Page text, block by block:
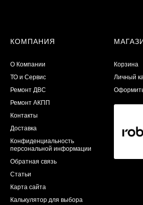
КОМПАНИЯ
О Компании
ТО и Сервис
​Ремонт ДВС
Ремонт АКПП
Контакты
Доставка
Конфиденциальность
персональной информации
Обратная связь
Статьи
Карта сайта
Калькулятор для выбора
Корзина
Личный